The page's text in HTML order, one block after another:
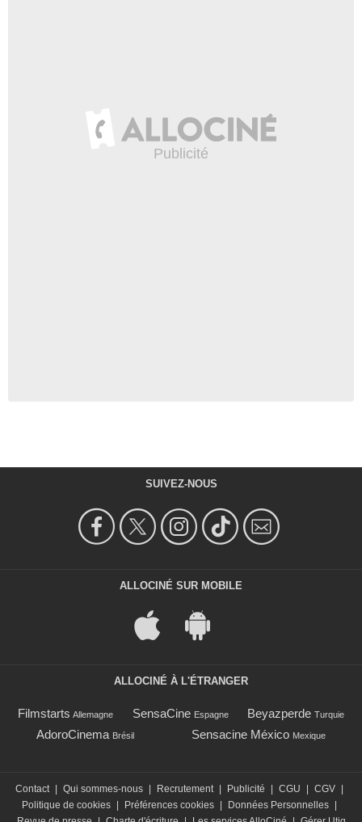
SUIVEZ-NOUS
ALLOCINÉ SUR MOBILE
ALLOCINÉ À L'ÉTRANGER
Filmstarts Allemagne SensaCine Espagne Beyazperde Turquie
AdoroCinema Brésil Sensacine México Mexique
Contact Qui sommes-nous Recrutement Publicité CGU CGV
Politique de cookies
Préférences cookies Données Personnelles